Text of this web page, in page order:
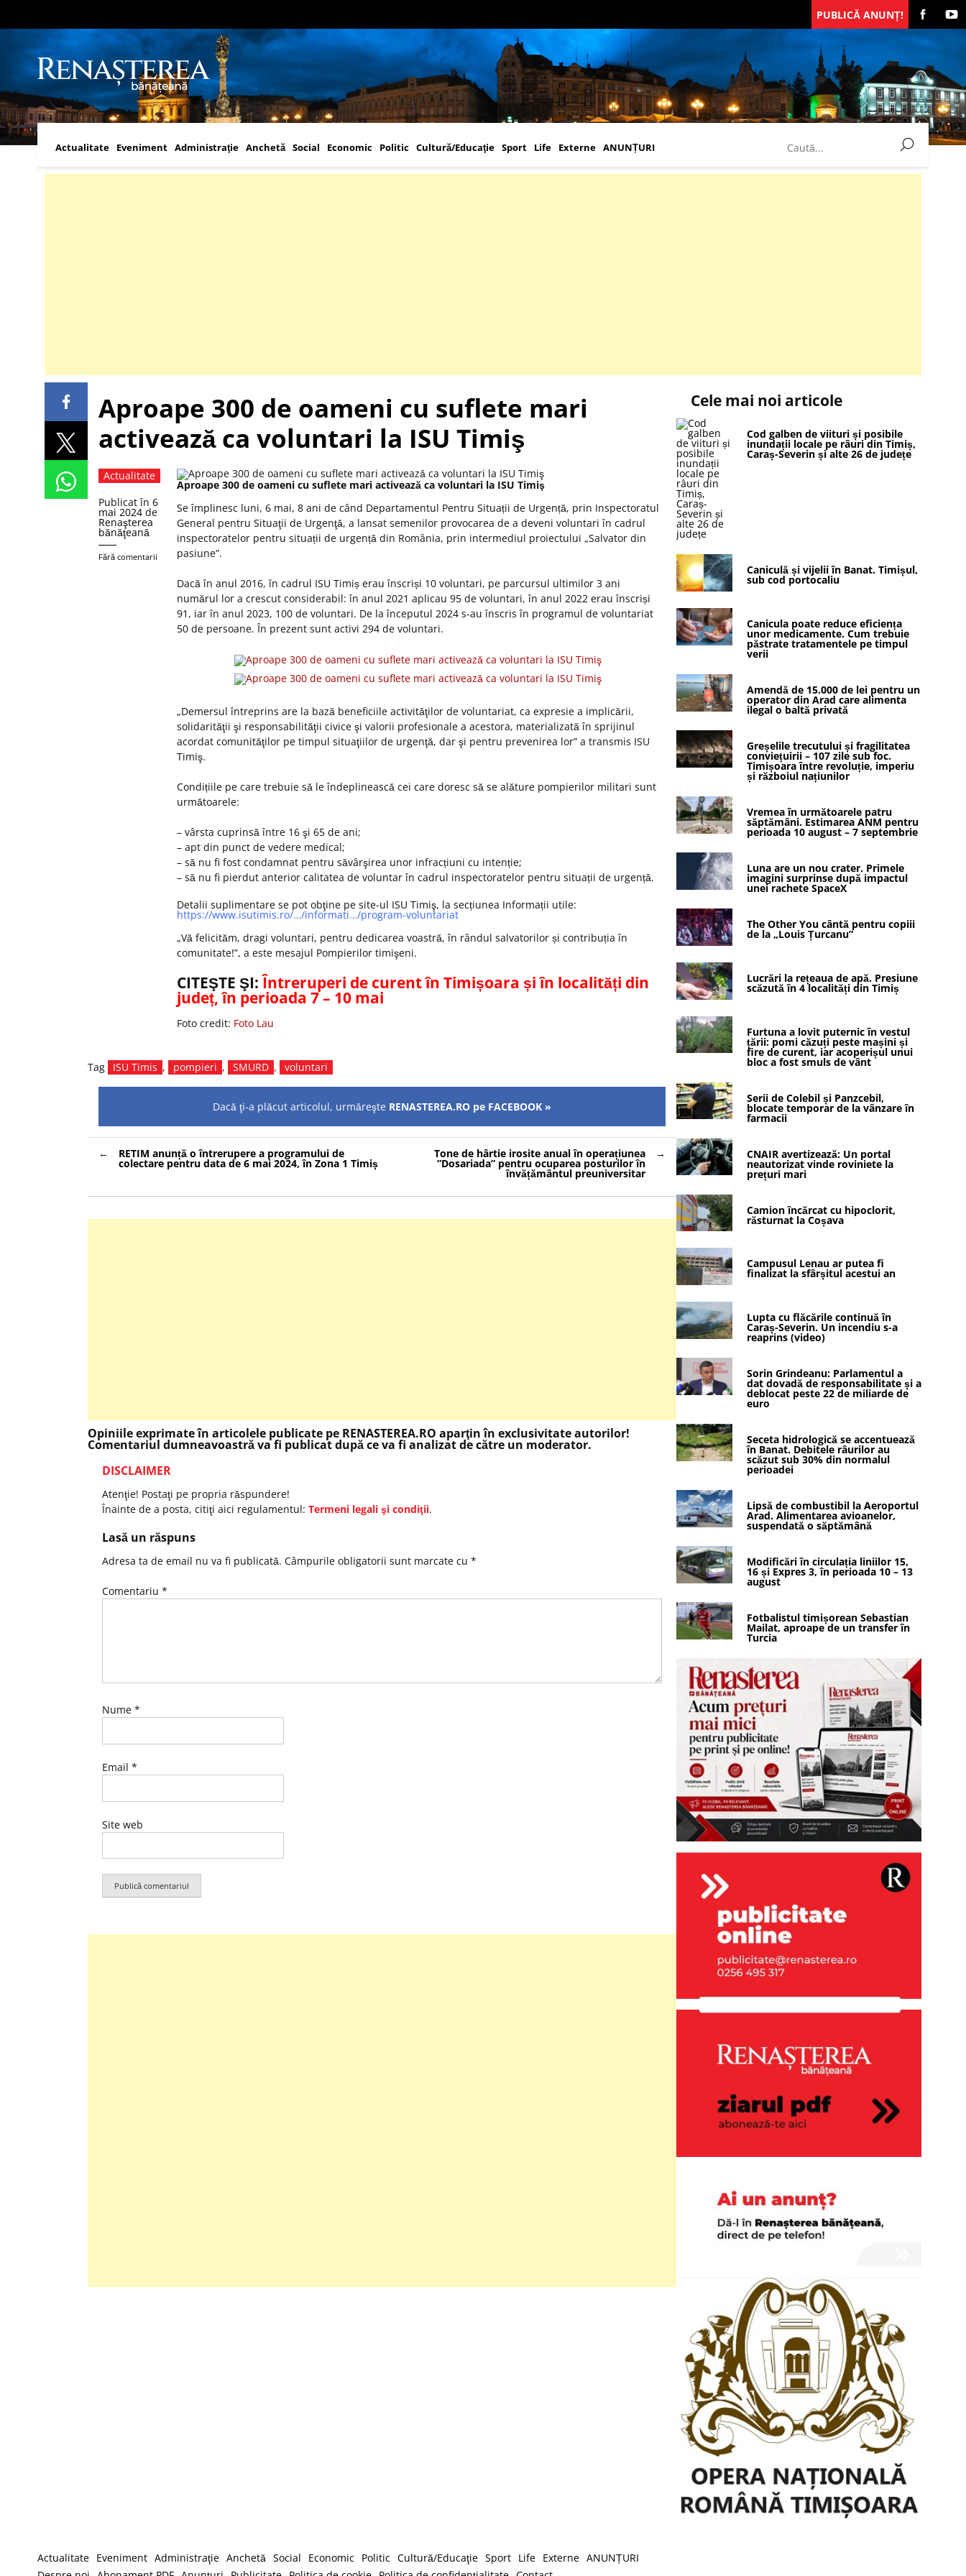
PUBLICĂ ANUNȚ!
Actualitate Eveniment Administraţie Anchetă Social Economic Politic Cultură/Educaţie Sport Life Externe ANUNȚURI
Aproape 300 de oameni cu suflete mari
activează ca voluntari la ISU Timiş
Actualitate
Publicat în 6
mai 2024 de
Renaşterea
bănăţeană
Fără comentarii
Aproape 300 de oameni cu suflete mari activează ca voluntari la ISU Timiş
Se împlinesc luni, 6 mai, 8 ani de când Departamentul Pentru Situații de Urgență, prin Inspectoratul
General pentru Situaţii de Urgenţă, a lansat semenilor provocarea de a deveni voluntari în cadrul
inspectoratelor pentru situații de urgență din România, prin intermediul proiectului „Salvator din
pasiune”.
Dacă în anul 2016, în cadrul ISU Timiș erau înscriși 10 voluntari, pe parcursul ultimilor 3 ani
numărul lor a crescut considerabil: în anul 2021 aplicau 95 de voluntari, în anul 2022 erau înscriși
91, iar în anul 2023, 100 de voluntari. De la începutul 2024 s-au înscris în programul de voluntariat
50 de persoane. În prezent sunt activi 294 de voluntari.
„Demersul întreprins are la bază beneficiile activităţilor de voluntariat, ca expresie a implicării,
solidarităţii şi responsabilităţii civice şi valorii profesionale a acestora, materializată în sprijinul
acordat comunităţilor pe timpul situaţiilor de urgenţă, dar şi pentru prevenirea lor” a transmis ISU
Timiş.
Condițiile pe care trebuie să le îndeplinească cei care doresc să se alăture pompierilor militari sunt
următoarele:
– vârsta cuprinsă între 16 şi 65 de ani;
– apt din punct de vedere medical;
– să nu fi fost condamnat pentru săvârşirea unor infracțiuni cu intenție;
– să nu fi pierdut anterior calitatea de voluntar în cadrul inspectoratelor pentru situații de urgență.
Detalii suplimentare se pot obţine pe site-ul ISU Timiş, la secțiunea Informații utile:
https://www.isutimis.ro/…/informati…/program-voluntariat
„Vă felicităm, dragi voluntari, pentru dedicarea voastră, în rândul salvatorilor și contribuția în
comunitate!”, a este mesajul Pompierilor timişeni.
CITEŞTE ŞI:Întreruperi de curent în Timișoara și în localități din
județ, în perioada 7 – 10 mai
Foto credit: Foto Lau
Tag ISU Timis , pompieri , SMURD , voluntari
Dacă ţi-a plăcut articolul, urmăreşte RENASTEREA.RO pe FACEBOOK »
Navigare
în
articole
RETIM anunță o întrerupere a programului de
colectare pentru data de 6 mai 2024, în Zona 1 Timiș
Tone de hârtie irosite anual în operațiunea
”Dosariada” pentru ocuparea posturilor în
învățământul preuniversitar
Opiniile exprimate în articolele publicate pe RENASTEREA.RO aparţin în exclusivitate autorilor!
Comentariul dumneavoastră va fi publicat după ce va fi analizat de către un moderator.
DISCLAIMER
Atenţie! Postaţi pe propria răspundere!
Înainte de a posta, citiţi aici regulamentul: Termeni legali şi condiţii.
Lasă un răspuns
Adresa ta de email nu va fi publicată. Câmpurile obligatorii sunt marcate cu *
Comentariu *
Nume *
Email *
Site web
Cele mai noi articole
Cod galben de viituri și posibile
inundații locale pe râuri din Timiș,
Caraș-Severin și alte 26 de județe
Caniculă și vijelii în Banat. Timișul,
sub cod portocaliu
Canicula poate reduce eficiența
unor medicamente. Cum trebuie
păstrate tratamentele pe timpul
verii
Amendă de 15.000 de lei pentru un
operator din Arad care alimenta
ilegal o baltă privată
Greșelile trecutului și fragilitatea
conviețuirii – 107 zile sub foc.
Timișoara între revoluție, imperiu
și războiul națiunilor
Vremea în următoarele patru
săptămâni. Estimarea ANM pentru
perioada 10 august – 7 septembrie
Luna are un nou crater. Primele
imagini surprinse după impactul
unei rachete SpaceX
The Other You cântă pentru copiii
de la „Louis Țurcanu”
Lucrări la rețeaua de apă. Presiune
scăzută în 4 localități din Timiș
Furtuna a lovit puternic în vestul
țării: pomi căzuți peste mașini și
fire de curent, iar acoperișul unui
bloc a fost smuls de vânt
Serii de Colebil și Panzcebil,
blocate temporar de la vânzare în
farmacii
CNAIR avertizează: Un portal
neautorizat vinde roviniete la
prețuri mari
Camion încărcat cu hipoclorit,
răsturnat la Coșava
Campusul Lenau ar putea fi
finalizat la sfârșitul acestui an
Lupta cu flăcările continuă în
Caraș-Severin. Un incendiu s-a
reaprins (video)
Sorin Grindeanu: Parlamentul a
dat dovadă de responsabilitate și a
deblocat peste 22 de miliarde de
euro
Seceta hidrologică se accentuează
în Banat. Debitele râurilor au
scăzut sub 30% din normalul
perioadei
Lipsă de combustibil la Aeroportul
Arad. Alimentarea avioanelor,
suspendată o săptămână
Modificări în circulația liniilor 15,
16 și Expres 3, în perioada 10 – 13
august
Fotbalistul timișorean Sebastian
Mailat, aproape de un transfer în
Turcia
Actualitate Eveniment Administraţie Anchetă Social Economic Politic Cultură/Educaţie Sport Life Externe ANUNȚURI